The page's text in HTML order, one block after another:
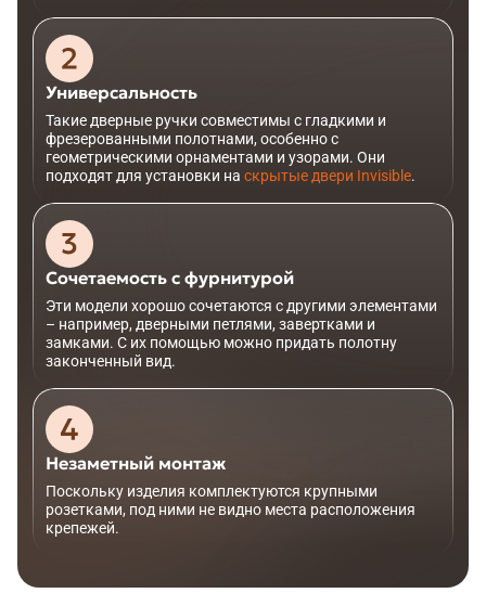
Универсальность
Такие дверные ручки совместимы с гладкими и
фрезерованными полотнами, особенно с
геометрическими орнаментами и узорами. Они
подходят для установки на скрытые двери Invisible.
Сочетаемость с фурнитурой
Эти модели хорошо сочетаются с другими элементами
– например, дверными петлями, завертками и
замками. С их помощью можно придать полотну
законченный вид.
Незаметный монтаж
Поскольку изделия комплектуются крупными
розетками, под ними не видно места расположения
крепежей.